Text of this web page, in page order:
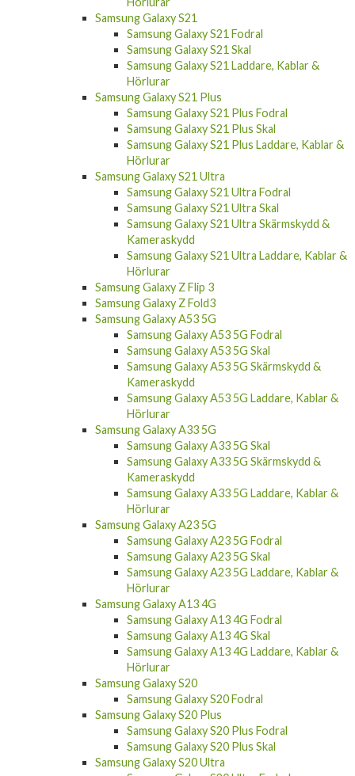
Samsung Galaxy S21 FE Skal
Samsung Galaxy S21 FE Skärmskydd &
Kameraskydd
Samsung Galaxy S21 FE Laddare, Kablar &
Hörlurar
Samsung Galaxy S21
Samsung Galaxy S21 Fodral
Samsung Galaxy S21 Skal
Samsung Galaxy S21 Laddare, Kablar &
Hörlurar
Samsung Galaxy S21 Plus
Samsung Galaxy S21 Plus Fodral
Samsung Galaxy S21 Plus Skal
Samsung Galaxy S21 Plus Laddare, Kablar &
Hörlurar
Samsung Galaxy S21 Ultra
Samsung Galaxy S21 Ultra Fodral
Samsung Galaxy S21 Ultra Skal
Samsung Galaxy S21 Ultra Skärmskydd &
Kameraskydd
Samsung Galaxy S21 Ultra Laddare, Kablar &
Hörlurar
Samsung Galaxy Z Flip 3
Samsung Galaxy Z Fold3
Samsung Galaxy A53 5G
Samsung Galaxy A53 5G Fodral
Samsung Galaxy A53 5G Skal
Samsung Galaxy A53 5G Skärmskydd &
Kameraskydd
Samsung Galaxy A53 5G Laddare, Kablar &
Hörlurar
Samsung Galaxy A33 5G
Samsung Galaxy A33 5G Skal
Samsung Galaxy A33 5G Skärmskydd &
Kameraskydd
Samsung Galaxy A33 5G Laddare, Kablar &
Hörlurar
Samsung Galaxy A23 5G
Samsung Galaxy A23 5G Fodral
Samsung Galaxy A23 5G Skal
Samsung Galaxy A23 5G Laddare, Kablar &
Hörlurar
Samsung Galaxy A13 4G
Samsung Galaxy A13 4G Fodral
Samsung Galaxy A13 4G Skal
Samsung Galaxy A13 4G Laddare, Kablar &
Hörlurar
Samsung Galaxy S20
Samsung Galaxy S20 Fodral